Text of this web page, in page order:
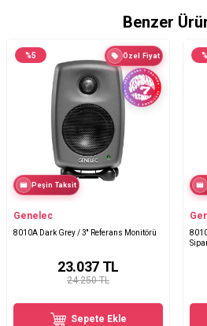
Benzer
%5 Özel Fiyat
Peşin Taksit
Genelec
8010A Dark Grey / 3'' Referans Monitörü
24.250 TL
23.037TL
Sepete Ekle
%